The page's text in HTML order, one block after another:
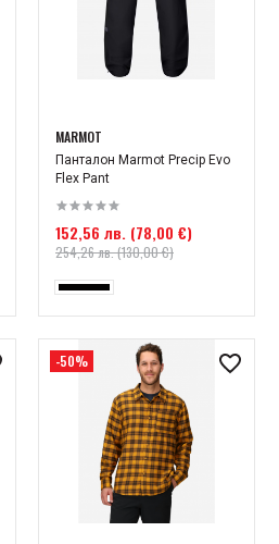
MARMOT
Панталон Marmot Precip Evo
Flex Pant
152,56 лв. (78,00 €)
254,26 лв. (130,00 €)
-50%